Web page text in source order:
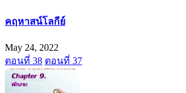
คฤหาสน์โลกีย์
May 24, 2022
ตอนที่ 38 ตอนที่ 37